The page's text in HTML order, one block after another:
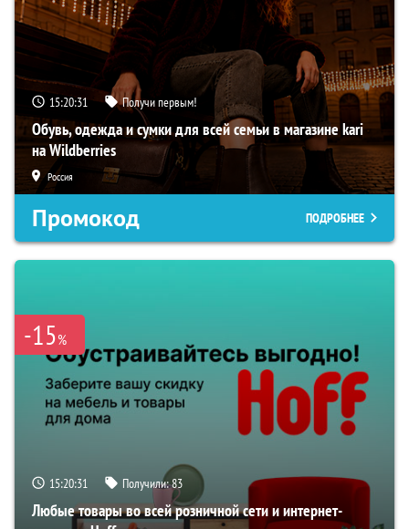
15:20:31 Получи первым!
Обувь, одежда и сумки для всей семьи в магазине kari
на Wildberries
Россия
Промокод ПОДРОБНЕЕ
-15%
15:20:31 Получили:83
Любые товары во всей розничной сети и интернет-